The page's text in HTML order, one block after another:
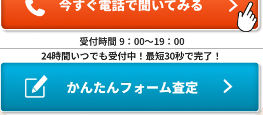
受付時間 9：00〜19：00
24時間いつでも受付中！最短30秒で完了！